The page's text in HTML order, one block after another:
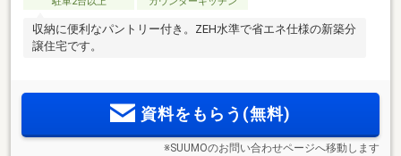
収納に便利なパントリー付き。ZEH水準で省エネ仕様の新築分
譲住宅です。
資料をもらう(無料)
※SUUMOのお問い合わせページへ移動します